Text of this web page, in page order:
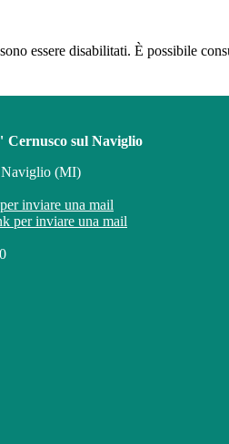
essere disabilitati. È possibile
sul Naviglio
Naviglio (MI)
inviare una mail
per inviare una mail